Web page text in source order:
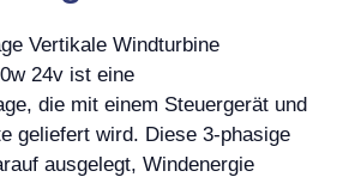
Vertikale Windturbine
24v ist eine
die mit einem Steuergerät und
geliefert wird. Diese 3-phasige
ausgelegt, Windenergie